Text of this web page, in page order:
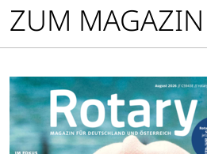
ZUM MAGAZIN